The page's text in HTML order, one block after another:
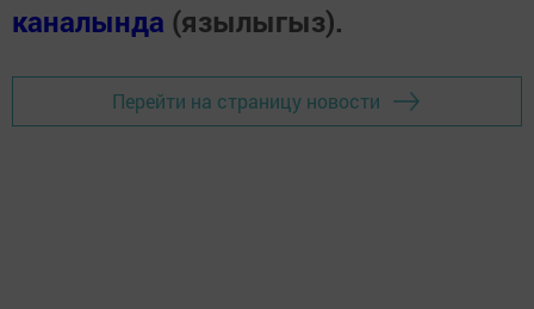
каналында (язылыгыз).
Перейти на страницу новости